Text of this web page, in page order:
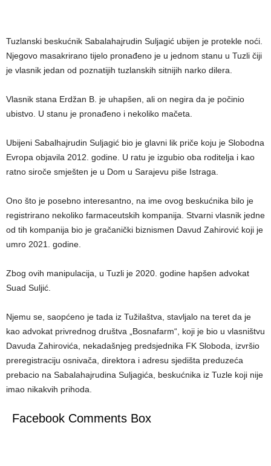
Tuzlanski beskućnik Sabalahajrudin Suljagić ubijen je protekle noći.
Njegovo masakrirano tijelo pronađeno je u jednom stanu u Tuzli čiji
je vlasnik jedan od poznatijih tuzlanskih sitnijih narko dilera.
Vlasnik stana Erdžan B. je uhapšen, ali on negira da je počinio
ubistvo. U stanu je pronađeno i nekoliko mačeta.
Ubijeni Sabalhajrudin Suljagić bio je glavni lik priče koju je Slobodna
Evropa objavila 2012. godine. U ratu je izgubio oba roditelja i kao
ratno siroče smješten je u Dom u Sarajevu piše Istraga.
Ono što je posebno interesantno, na ime ovog beskućnika bilo je
registrirano nekoliko farmaceutskih kompanija. Stvarni vlasnik jedne
od tih kompanija bio je gračanički biznismen Davud Zahirović koji je
umro 2021. godine.
Zbog ovih manipulacija, u Tuzli je 2020. godine hapšen advokat
Suad Suljić.
Njemu se, saopćeno je tada iz Tužilaštva, stavljalo na teret da je
kao advokat privrednog društva „Bosnafarm“, koji je bio u vlasništvu
Davuda Zahirovića, nekadašnjeg predsjednika FK Sloboda, izvršio
preregistraciju osnivača, direktora i adresu sjedišta preduzeća
prebacio na Sabalahajrudina Suljagića, beskućnika iz Tuzle koji nije
imao nikakvih prihoda.
Facebook Comments Box